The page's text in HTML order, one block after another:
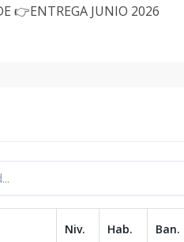
👉ENTREGA JUNIO 2026
Niv. Hab. Ban.